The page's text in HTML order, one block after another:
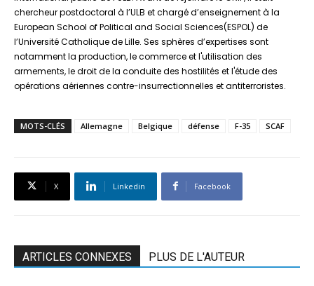
chercheur postdoctoral à l’ULB et chargé d’enseignement à la
European School of Political and Social Sciences(ESPOL) de
l’Université Catholique de Lille. Ses sphères d’expertises sont
notamment la production, le commerce et l'utilisation des
armements, le droit de la conduite des hostilités et l'étude des
opérations aériennes contre-insurrectionnelles et antiterroristes.
MOTS-CLÉS Allemagne Belgique défense F-35 SCAF
X Linkedin Facebook
ARTICLES CONNEXES PLUS DE L'AUTEUR